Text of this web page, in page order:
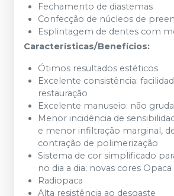
Fechamento de diastemas
Confecção de núcleos de
Esplintagem de dentes com
Características/Benefícios:
Ótimos resultados estéticos
Excelente consistência:
restauração
Excelente manuseio: não
Menor incidência de
e menor infiltração marginal,
contração de polimerização
Sistema de cor simplificado
no dia a dia; novas cores
Radiopaca
Alta resistência ao desgaste